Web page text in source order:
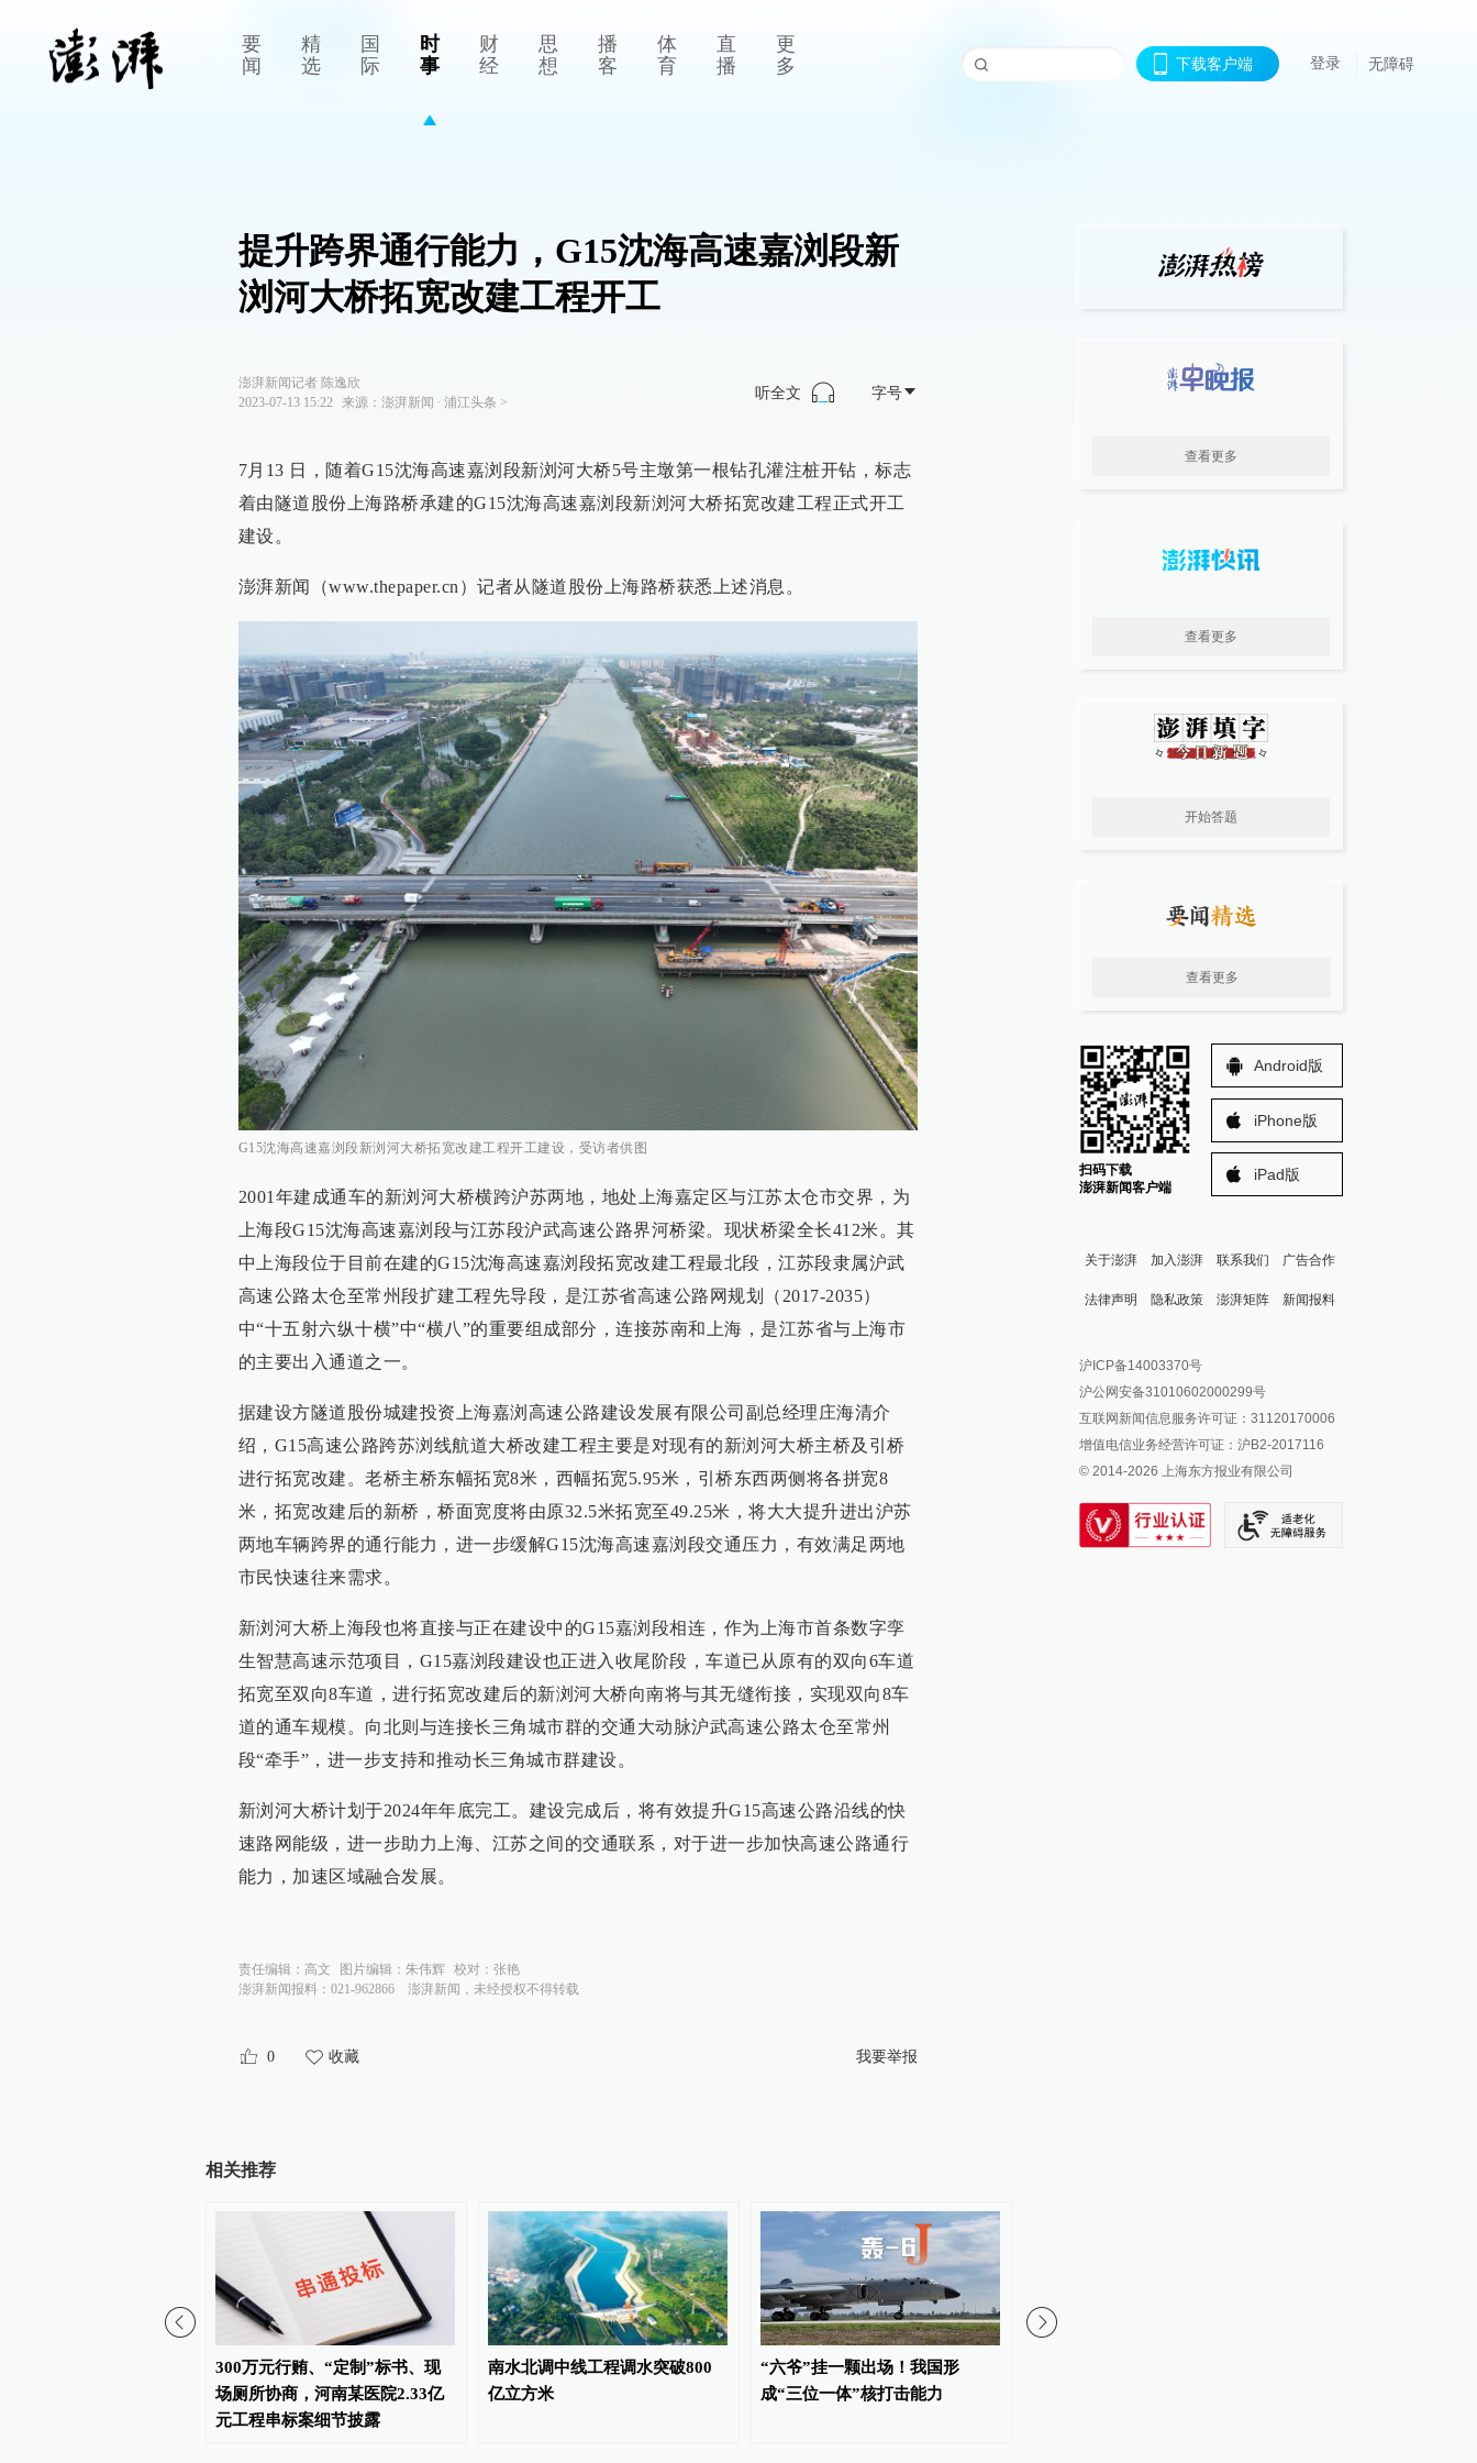
要
闻
精
选
国
际
时
事
财
经
思
想
播
客
体
育
直
播
更
多
下载客户端 登录 无障碍
提升跨界通行能力，G15沈海高速嘉浏段新
浏河大桥拓宽改建工程开工
澎湃新闻记者 陈逸欣
2023-07-13 15:22
来源： 澎湃新闻 ∙ 浦江头条 >
听全文 字号
7月13 日，随着G15沈海高速嘉浏段新浏河大桥5号主墩第一根钻孔灌注桩开钻，标志
着由隧道股份上海路桥承建的G15沈海高速嘉浏段新浏河大桥拓宽改建工程正式开工
建设。
澎湃新闻（www.thepaper.cn）记者从隧道股份上海路桥获悉上述消息。
G15沈海高速嘉浏段新浏河大桥拓宽改建工程开工建设，受访者供图
2001年建成通车的新浏河大桥横跨沪苏两地，地处上海嘉定区与江苏太仓市交界，为
上海段G15沈海高速嘉浏段与江苏段沪武高速公路界河桥梁。现状桥梁全长412米。其
中上海段位于目前在建的G15沈海高速嘉浏段拓宽改建工程最北段，江苏段隶属沪武
高速公路太仓至常州段扩建工程先导段，是江苏省高速公路网规划（2017-2035）
中“十五射六纵十横”中“横八”的重要组成部分，连接苏南和上海，是江苏省与上海市
的主要出入通道之一。
据建设方隧道股份城建投资上海嘉浏高速公路建设发展有限公司副总经理庄海清介
绍，G15高速公路跨苏浏线航道大桥改建工程主要是对现有的新浏河大桥主桥及引桥
进行拓宽改建。老桥主桥东幅拓宽8米，西幅拓宽5.95米，引桥东西两侧将各拼宽8
米，拓宽改建后的新桥，桥面宽度将由原32.5米拓宽至49.25米，将大大提升进出沪苏
两地车辆跨界的通行能力，进一步缓解G15沈海高速嘉浏段交通压力，有效满足两地
市民快速往来需求。
新浏河大桥上海段也将直接与正在建设中的G15嘉浏段相连，作为上海市首条数字孪
生智慧高速示范项目，G15嘉浏段建设也正进入收尾阶段，车道已从原有的双向6车道
拓宽至双向8车道，进行拓宽改建后的新浏河大桥向南将与其无缝衔接，实现双向8车
道的通车规模。向北则与连接长三角城市群的交通大动脉沪武高速公路太仓至常州
段“牵手”，进一步支持和推动长三角城市群建设。
新浏河大桥计划于2024年年底完工。建设完成后，将有效提升G15高速公路沿线的快
速路网能级，进一步助力上海、江苏之间的交通联系，对于进一步加快高速公路通行
能力，加速区域融合发展。
责任编辑： 高文 图片编辑： 朱伟辉 校对： 张艳
澎湃新闻报料：021-962866
澎湃新闻，未经授权不得转载
0 收藏 我要举报
相关推荐
300万元行贿、“定制”标书、现
场厕所协商，河南某医院2.33亿
元工程串标案细节披露
南水北调中线工程调水突破800
亿立方米
“六爷”挂一颗出场！我国形
成“三位一体”核打击能力
查看更多
查看更多
开始答题
查看更多
扫码下载
澎湃新闻客户端
Android版
iPhone版
iPad版
关于澎湃 加入澎湃 联系我们 广告合作
法律声明 隐私政策 澎湃矩阵
澎湃新闻公众号
澎湃新闻抖音号
派生万物开放平台
IP SHANGHAI
SIXTH TONE
新闻报料
报料邮箱: news@thepaper.cn
沪ICP备14003370号
沪公网安备31010602000299号
互联网新闻信息服务许可证：31120170006
增值电信业务经营许可证：沪B2-2017116
© 2014-2026 上海东方报业有限公司